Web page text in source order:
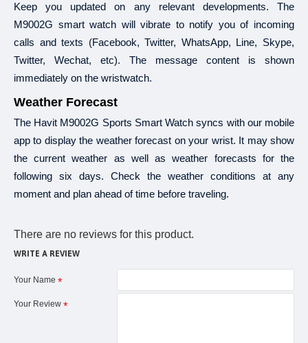
Keep you updated on any relevant developments. The
M9002G smart watch will vibrate to notify you of incoming
calls and texts (Facebook, Twitter, WhatsApp, Line, Skype,
Twitter, Wechat, etc). The message content is shown
immediately on the wristwatch.
Weather Forecast
The Havit M9002G Sports Smart Watch syncs with our mobile
app to display the weather forecast on your wrist. It may show
the current weather as well as weather forecasts for the
following six days. Check the weather conditions at any
moment and plan ahead of time before traveling.
There are no reviews for this product.
WRITE A REVIEW
Your Name
Your Review